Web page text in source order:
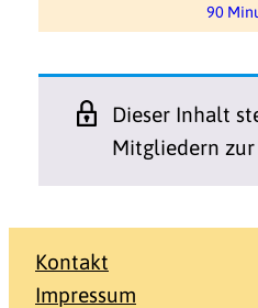
90
Dieser Inhalt
Mitgliedern zur
Kontakt
Impressum